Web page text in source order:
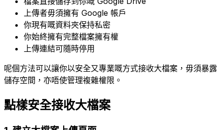
上傳者毋須擁有 Google 帳戶
你現有嘅資料夾保持私密
你始終擁有完整檔案擁有權
上傳連結可隨時停用
呢個方法可以讓你以安全又專業嘅方式接收大檔案，毋須暴露
儲存空間，亦唔使管理複雜權限。
點樣安全接收大檔案